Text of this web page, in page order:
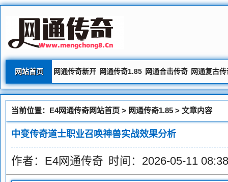
网站首页 网通传奇新开 网通传奇1.85 网通合击传奇 网通复古传
当前位置： E4网通传奇网站首页 > 网通传奇1.85 > 文章内容
中变传奇道士职业召唤神兽实战效果分析
作者：E4网通传奇 时间：2026-05-11